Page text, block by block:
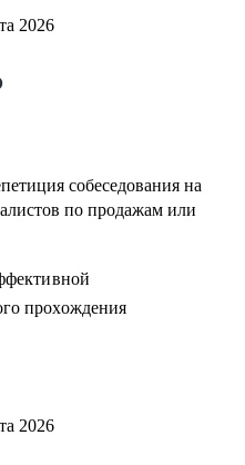
тестирования SHL
товары)
2026
собеседования на
по продажам или
прохождения
2026